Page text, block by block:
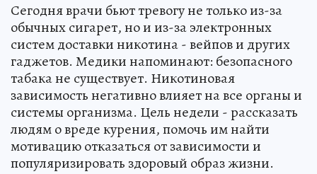
Сегодня врачи бьют тревогу не только из-за
обычных сигарет, но и из-за электронных
систем доставки никотина - вейпов и других
гаджетов. Медики напоминают: безопасного
табака не существует. Никотиновая
зависимость негативно влияет на все органы и
системы организма. Цель недели - рассказать
людям о вреде курения, помочь им найти
мотивацию отказаться от зависимости и
популяризировать здоровый образ жизни.